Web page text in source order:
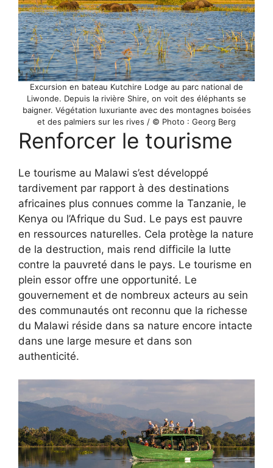
Excursion en bateau Kutchire Lodge au parc national de
Liwonde. Depuis la rivière Shire, on voit des éléphants se
baigner. Végétation luxuriante avec des montagnes boisées
et des palmiers sur les rives / © Photo : Georg Berg
Renforcer le tourisme
Le tourisme au Malawi s’est développé
tardivement par rapport à des destinations
africaines plus connues comme la Tanzanie, le
Kenya ou l’Afrique du Sud. Le pays est pauvre
en ressources naturelles. Cela protège la nature
de la destruction, mais rend difficile la lutte
contre la pauvreté dans le pays. Le tourisme en
plein essor offre une opportunité. Le
gouvernement et de nombreux acteurs au sein
des communautés ont reconnu que la richesse
du Malawi réside dans sa nature encore intacte
dans une large mesure et dans son
authenticité.